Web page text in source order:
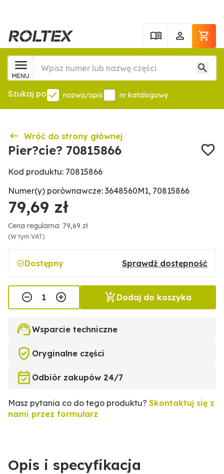
MENU
Szukaj po nazwa/opis nr katalogowy
Wróć do strony głównej
Pier?cie? 70815866
Kod produktu: 70815866
Numer(y) porównawcze: 3648560M1, 70815866
79,69 zł
Cena regularna: 79,69 zł
(W tym VAT)
Dostępny Sprawdź dostępność
Dodaj do koszyka
Wsparcie techniczne
Oryginalne części
Odbiór zakupów 24/7
Masz pytania co do tego produktu? Skontaktuj się z
nami przez formularz
Opis i specyfikacja